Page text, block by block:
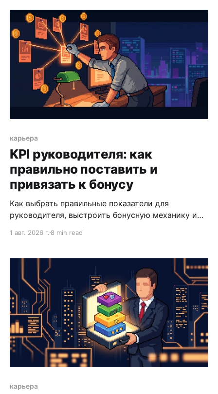
карьера
KPI руководителя: как
правильно поставить и
привязать к бонусу
Как выбрать правильные показатели для
руководителя, выстроить бонусную механику и
KPI в ежегодный ритуал.
1 авг. 2026 г. 8 min read
карьера